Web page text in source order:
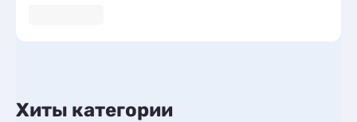
Хиты категории